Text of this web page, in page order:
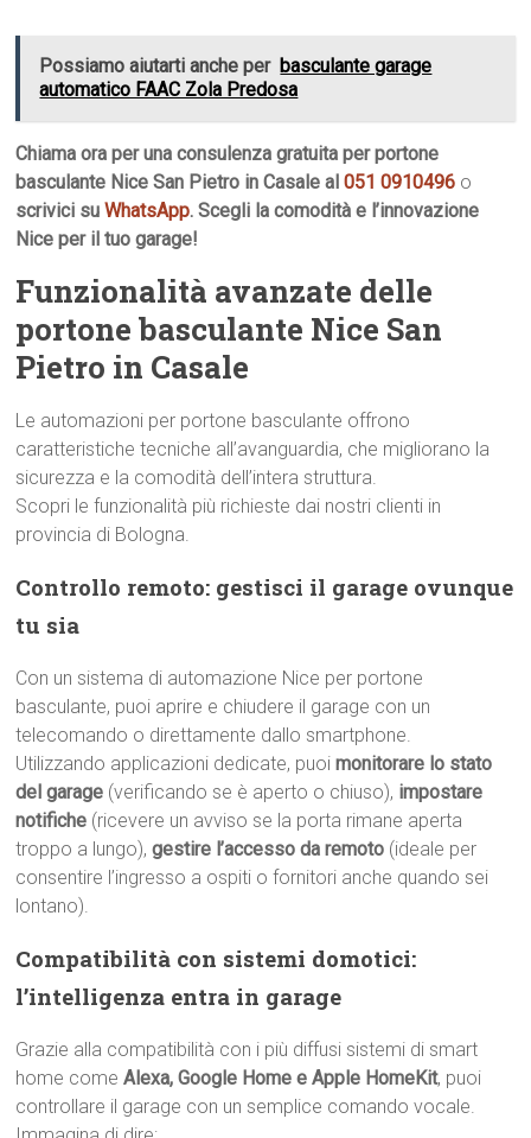
Possiamo aiutarti anche per basculante garage
automatico FAAC Zola Predosa
Chiama ora per una consulenza gratuita per portone
basculante Nice San Pietro in Casale al051 0910496 o
scrivici suWhatsApp. Scegli la comodità e l’innovazione
Nice per il tuo garage!
Funzionalità avanzate delle
portone basculante Nice San
Pietro in Casale
Le automazioni per portone basculante offrono
caratteristiche tecniche all’avanguardia, che migliorano la
sicurezza e la comodità dell’intera struttura.
Scopri le funzionalità più richieste dai nostri clienti in
provincia di Bologna.
Controllo remoto: gestisci il garage ovunque
tu sia
Con un sistema di automazione Nice per portone
basculante, puoi aprire e chiudere il garage con un
telecomando o direttamente dallo smartphone.
Utilizzando applicazioni dedicate, puoimonitorare lo stato
del garage (verificando se è aperto o chiuso), impostare
notifiche (ricevere un avviso se la porta rimane aperta
troppo a lungo),gestire l’accesso da remoto (ideale per
consentire l’ingresso a ospiti o fornitori anche quando sei
lontano).
Compatibilità con sistemi domotici:
l’intelligenza entra in garage
Grazie alla compatibilità con i più diffusi sistemi di smart
home comeAlexa, Google Home e Apple HomeKit, puoi
controllare il garage con un semplice comando vocale.